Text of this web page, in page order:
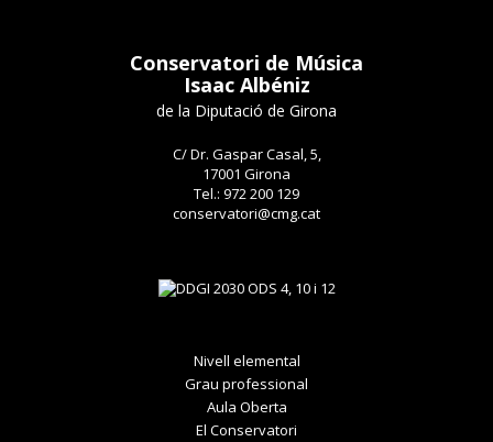
Conservatori de Música
Isaac Albéniz
de la Diputació de Girona
C/ Dr. Gaspar Casal, 5,
17001 Girona
Tel.: 972 200 129
conservatori@cmg.cat
Nivell elemental
Grau professional
Aula Oberta
El Conservatori